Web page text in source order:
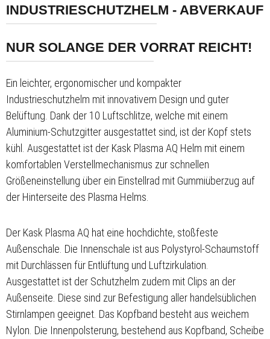
INDUSTRIESCHUTZHELM - ABVERKAUF
NUR SOLANGE DER VORRAT REICHT!
Ein leichter, ergonomischer und kompakter
Industrieschutzhelm mit innovativem Design und guter
Belüftung. Dank der 10 Luftschlitze, welche mit einem
Aluminium-Schutzgitter ausgestattet sind, ist der Kopf stets
kühl. Ausgestattet ist der Kask Plasma AQ Helm mit einem
komfortablen Verstellmechanismus zur schnellen
Größeneinstellung über ein Einstellrad mit Gummiüberzug auf
der Hinterseite des Plasma Helms.
Der Kask Plasma AQ hat eine hochdichte, stoßfeste
Außenschale. Die Innenschale ist aus Polystyrol-Schaumstoff
mit Durchlässen für Entlüftung und Luftzirkulation.
Ausgestattet ist der Schutzhelm zudem mit Clips an der
Außenseite. Diese sind zur Befestigung aller handelsüblichen
Stirnlampen geeignet. Das Kopfband besteht aus weichem
Nylon. Die Innenpolsterung, bestehend aus Kopfband, Scheibe